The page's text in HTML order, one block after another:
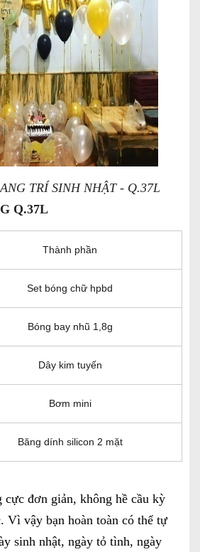
TRÍ SINH NHẬT - Q.37L
Q.37L
Thành phần
Set bóng chữ hpbd
Bóng bay nhũ 1,8g
Dây kim tuyến
Bơm mini
Băng dính silicon 2 mặt
cực đơn giản, không hề cầu kỳ
Vì vậy bạn hoàn toàn có thể tự
sinh nhật, ngày tỏ tình, ngày